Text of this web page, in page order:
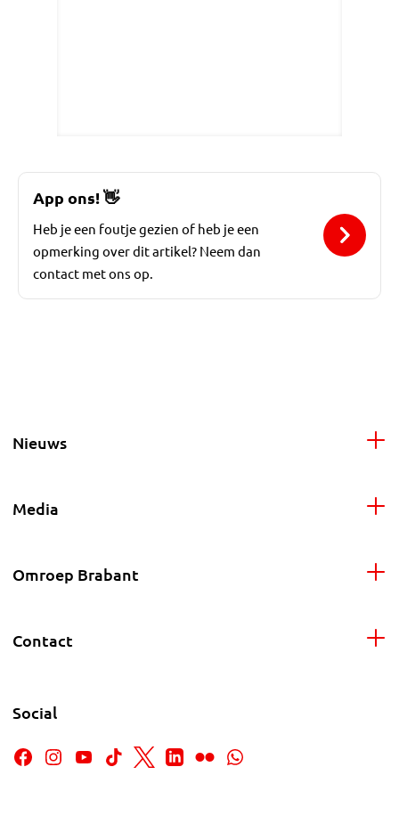
App ons! 👋
Heb je een foutje gezien of heb je een
opmerking over dit artikel? Neem dan
contact met ons op.
Nieuws
Media
Omroep Brabant
Contact
Social